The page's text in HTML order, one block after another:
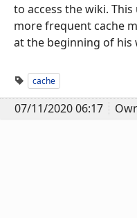
to access the wiki.
more frequent cache
at the beginning of his
cache
07/11/2020 06:17